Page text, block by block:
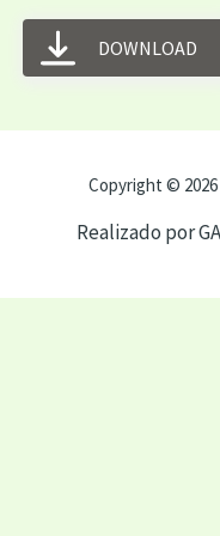
DOWNLOAD
Copyright © 2026
Realizado por